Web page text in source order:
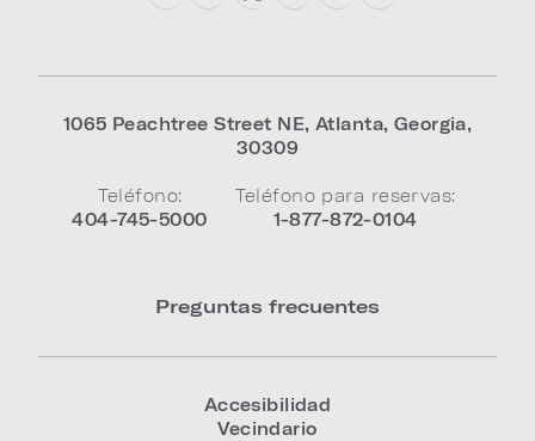
1065 Peachtree Street NE, Atlanta, Georgia,
30309
Teléfono:
404-745-5000
Teléfono para reservas:
1-877-872-0104
Preguntas frecuentes
Accesibilidad
Vecindario